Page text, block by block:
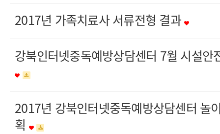
2017년 가족치료사 서류전형 결과
강북인터넷중독예방상담센터 7월 시설안
2017년 강북인터넷중독예방상담센터 놀
획